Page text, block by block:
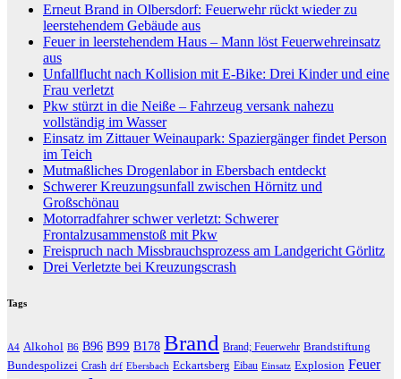
Erneut Brand in Olbersdorf: Feuerwehr rückt wieder zu
leerstehendem Gebäude aus
Feuer in leerstehendem Haus – Mann löst Feuerwehreinsatz
aus
Unfallflucht nach Kollision mit E-Bike: Drei Kinder und eine
Frau verletzt
Pkw stürzt in die Neiße – Fahrzeug versank nahezu
vollständig im Wasser
Einsatz im Zittauer Weinaupark: Spaziergänger findet Person
im Teich
Mutmaßliches Drogenlabor in Ebersbach entdeckt
Schwerer Kreuzungsunfall zwischen Hörnitz und
Großschönau
Motorradfahrer schwer verletzt: Schwerer
Frontalzusammenstoß mit Pkw
Freispruch nach Missbrauchsprozess am Landgericht Görlitz
Drei Verletzte bei Kreuzungscrash
Tags
A4 Alkohol B6 B96 B99 B178 Brand Brand; Feuerwehr Brandstiftung
Bundespolizei Crash drf Ebersbach Eckartsberg Eibau Einsatz Explosion Feuer